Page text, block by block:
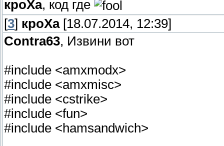
кроХа, код где
[3] кроХа[18.07.2014, 12:39]
Contra63, Извини вот
#include <amxmodx>
#include <amxmisc>
#include <cstrike>
#include <fun>
#include <hamsandwich>